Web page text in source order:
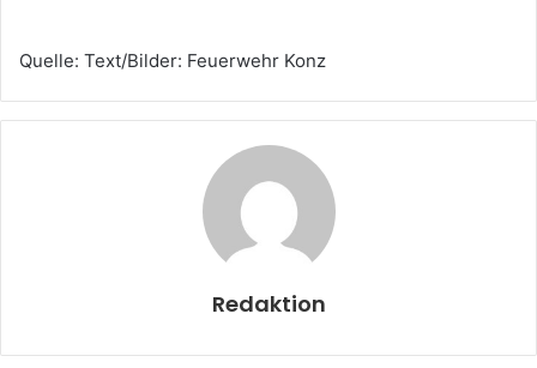
Quelle: Text/Bilder: Feuerwehr Konz
Redaktion